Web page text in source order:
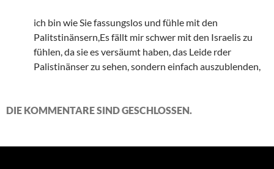
ich bin wie Sie fassungslos und fühle mit den
Palitstinänsern,Es fällt mir schwer mit den Israelis zu
fühlen, da sie es versäumt haben, das Leide rder
Palistinänser zu sehen, sondern einfach auszublenden,
DIE KOMMENTARE SIND GESCHLOSSEN.